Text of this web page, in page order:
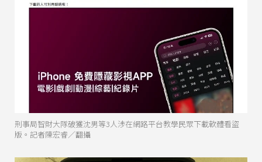
刑事局智財大隊破獲沈男等3人涉在網路平台教學民眾下載軟體看盜
版。記者陳宏睿／翻攝